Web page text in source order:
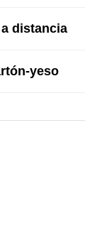
distancia
yeso